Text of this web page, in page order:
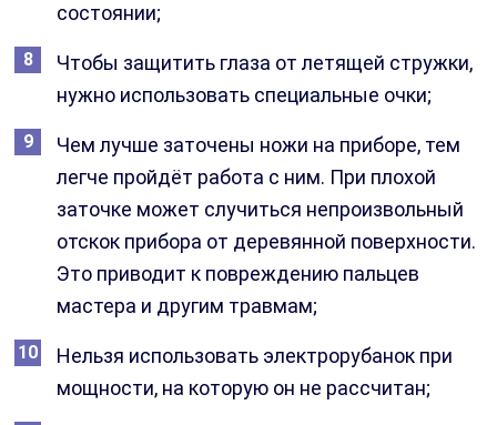
состоянии;
Чтобы защитить глаза от летящей стружки,
нужно использовать специальные очки;
Чем лучше заточены ножи на приборе, тем
легче пройдёт работа с ним. При плохой
заточке может случиться непроизвольный
отскок прибора от деревянной поверхности.
Это приводит к повреждению пальцев
мастера и другим травмам;
Нельзя использовать электрорубанок при
мощности, на которую он не рассчитан;